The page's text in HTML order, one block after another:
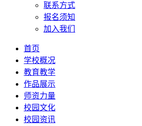
联系方式
报名须知
加入我们
首页
学校概况
教育教学
作品展示
师资力量
校园文化
校园资讯